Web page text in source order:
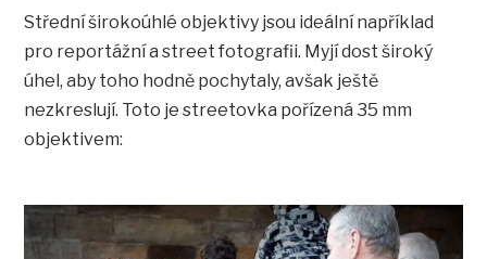
Střední širokoúhlé objektivy jsou ideální například
pro reportážní a street fotografii. Myjí dost široký
úhel, aby toho hodně pochytaly, avšak ještě
nezkreslují. Toto je streetovka pořízená 35 mm
objektivem: